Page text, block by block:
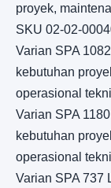
proyek,
SKU 02-02-
Varian SPA
kebutuhan
operasional
Varian SPA
kebutuhan
operasional
Varian SPA 737